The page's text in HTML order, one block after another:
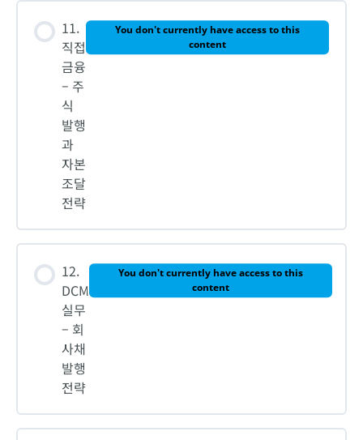
11.
직접
금융
– 주
식
발행
과
자본
조달
전략
You don't currently have access to this
content
12.
DCM
실무
– 회
사채
발행
전략
You don't currently have access to this
content